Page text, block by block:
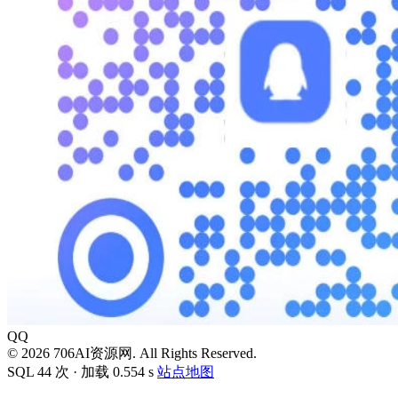
QQ
© 2026 706AI资源网. All Rights Reserved.
SQL 44 次 · 加载 0.554 s 站点地图